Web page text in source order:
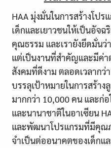
HAA มุ่งมั่นในการสร้างโป
เด็กและเยาวชนให้เป็นอัจฉ
คุณธรรม และเรายังยึดมั่นว่
แต่เป็นงานที่สำคัญและมีค่
สังคมที่ดีงาม ตลอดเวลากว่
บรรลุเป้าหมายในการสร้าง
มากกว่า 10,000 คน และก่
และนานาชาติในอาเซียน
และพัฒนาโปรแกรมที่มีคุณ
จำเป็นต่ออนาคตของเด็กแ